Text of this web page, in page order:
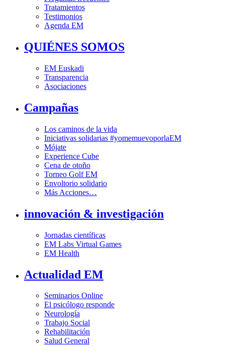
Tratamientos
Testimonios
Agenda EM
QUIÉNES SOMOS
EM Euskadi
Transparencia
Asociaciones
Campañas
Los caminos de la vida
Iniciativas solidarias #yomemuevoporlaEM
Mójate
Experience Cube
Cena de otoño
Torneo Golf EM
Envoltorio solidario
Más Acciones…
innovación & investigación
Jornadas científicas
EM Labs Virtual Games
EM Health
Actualidad EM
Seminarios Online
El psicólogo responde
Neurología
Trabajo Social
Rehabilitación
Salud General